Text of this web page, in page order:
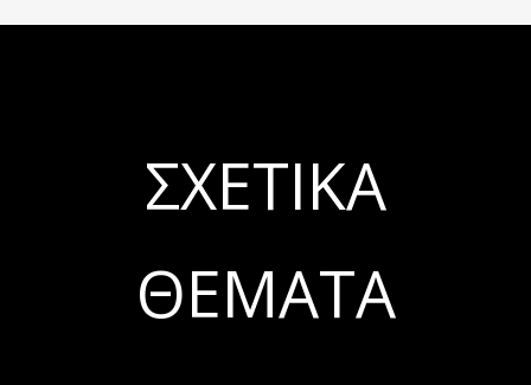
ΣΧΕΤΙΚΆ
ΘΈΜΑΤΑ